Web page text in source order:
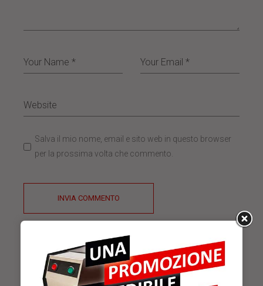
Salva il mio nome, email e sito web in questo browser
per la prossima volta che commento.
INVIA COMMENTO